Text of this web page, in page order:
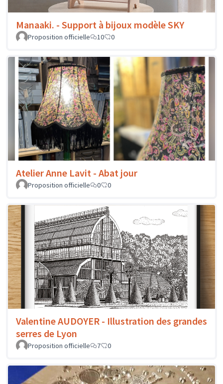
Manaaki. - Support à bijoux modèle SKY
Proposition officielle 10 0
Atelier Anne Lavit - Abat jour
Proposition officielle 0 0
Valentine AUDOYER - Illustration des grandes
serres de Lyon
Proposition officielle 7 0